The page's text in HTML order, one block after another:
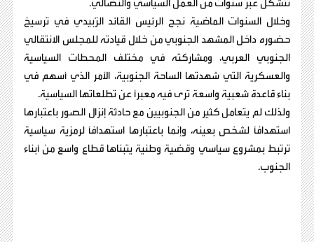
تتشكل عبر سنوات من العمل السياسي والنضالي.
وخلال السنوات الماضية نجح الرئيس القائد الزُبيدي في ترسيخ
حضوره داخل المشهد الجنوبي من خلال قيادته للمجلس الانتقالي
الجنوبي العربي، ومشاركته في مختلف المحطات السياسية
والعسكرية التي شهدتها الساحة الجنوبية، الأمر الذي أسهم في
بناء قاعدة شعبية واسعة ترى فيه معبراً عن تطلعاتها السياسية.
ولذلك لم يتعامل كثير من الجنوبيين مع حادثة إنزال الصور باعتبارها
استهدافاً لشخص بعينه، وإنما باعتبارها استهدافاً لرمزية سياسية
ترتبط بمشروع سياسي وقضية وطنية يتبناها قطاع واسع من أبناء
الجنوب.